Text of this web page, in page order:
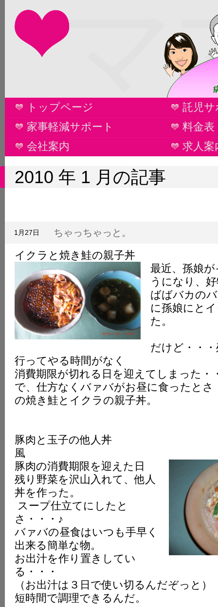
マ
トップページ
託児
家事軽減サポート
料金表
会社案内
求人案
2010 年 1 月の記事
ちゃっちゃっと。
1月27日
イクラと焼き鮭の親子丼
最近、孫娘
うになり、
ばばバカの
に孫娘にと
た。
だけど・・
行ってやる時間がなく
消費期限が切れる日を迎えてしまった・
で、仕方なくバァバがお昼に食ったとさ
の焼き鮭とイクラの親子丼。
豚肉と玉子の他人丼
豚肉の消費期限を迎えた日
残り野菜を沢山入れて、他人
丼を作った。
スープ仕立てにしたと
さ・・・♪
バァバの昼食はいつも手早く
出来る簡単な物。
お出汁を作り置きしてい
る・・・
（お出汁は３日で使い切るんだぞっと）
短時間で調理できるんだ。